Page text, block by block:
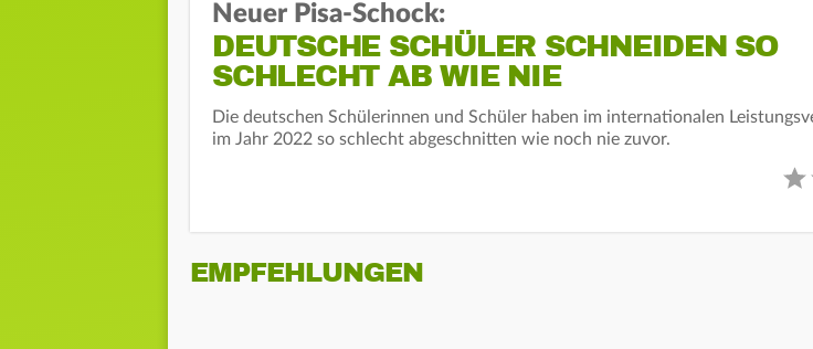
Neuer Pisa-Schock:
DEUTSCHE SCHÜLER SCHNEIDEN SO
SCHLECHT AB WIE NIE
Die deutschen Schülerinnen und Schüler haben im internationalen
im Jahr 2022 so schlecht abgeschnitten wie noch nie zuvor.
EMPFEHLUNGEN